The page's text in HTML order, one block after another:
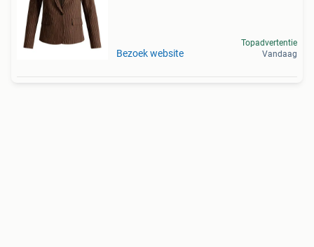
Bezoek website
Topadvertentie
Vandaag